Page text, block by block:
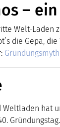
–
Welt-
die Gepa,
hat